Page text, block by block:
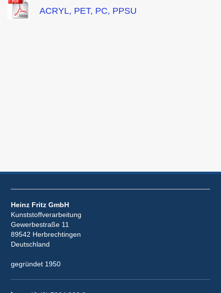
ACRYL, PET, PC, PPSU
Heinz Fritz GmbH
Kunststoffverarbeitung
Gewerbestraße 11
89542 Herbrechtingen
Deutschland
gegründet 1950